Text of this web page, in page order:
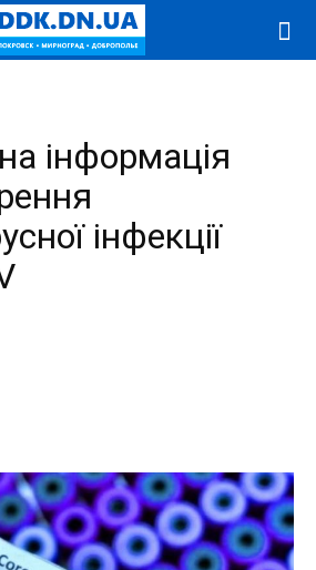
інформація
інфекції